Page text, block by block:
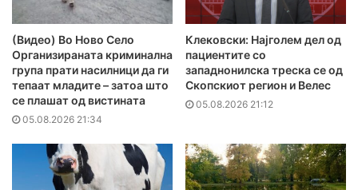
(Видео) Во Ново Село
Организираната криминална
група прати насилници да ги
тепаат младите – затоа што
се плашат од вистината
05.08.2026 21:34
Клековски: Најголем дел од
пациентите сo
западнонилска треска се од
Скопскиот регион и Велес
05.08.2026 21:12